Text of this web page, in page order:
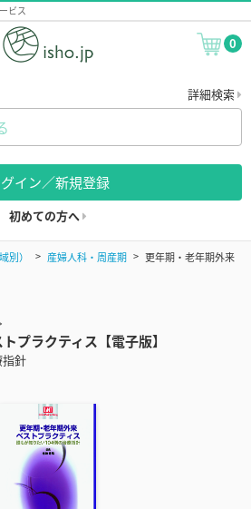
ビス
0
詳細検索
イン／新規登録
初めての方へ
別） 産婦人科・周産期
更年期・老年期外来
プラクティス【電子版】
針